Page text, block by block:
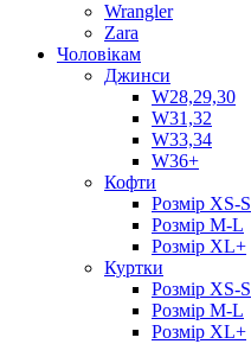
Wrangler
Zara
Чоловікам
Джинси
W28,29,30
W31,32
W33,34
W36+
Кофти
Розмір XS-S
Розмір M-L
Розмір XL+
Куртки
Розмір XS-S
Розмір M-L
Розмір XL+